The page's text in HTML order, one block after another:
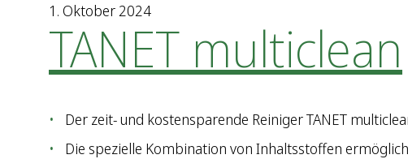
1. Oktober 2024
TANET multiclean
Der zeit- und kostensparende Reiniger TANET
Die spezielle Kombination von Inhaltsstoffen